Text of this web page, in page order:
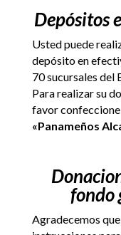
Depósitos
Usted puede
depósito en
70 sucursales del
Para realizar su
favor
«Panameños
fondo
Agradecemos